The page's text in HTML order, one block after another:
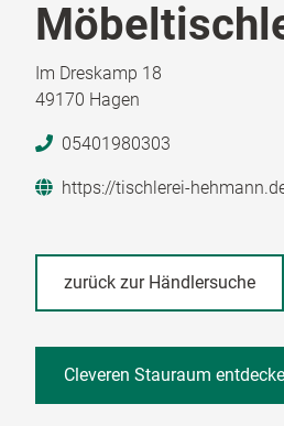
Im Dreskamp 18
49170 Hagen
05401980303
https://tischlerei-
zurück zur Händlersuche
Cleveren Stauraum